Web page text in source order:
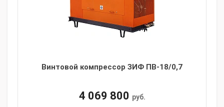
Винтовой компрессор ЗИФ ПВ-18/0,7
4 069 800 руб.